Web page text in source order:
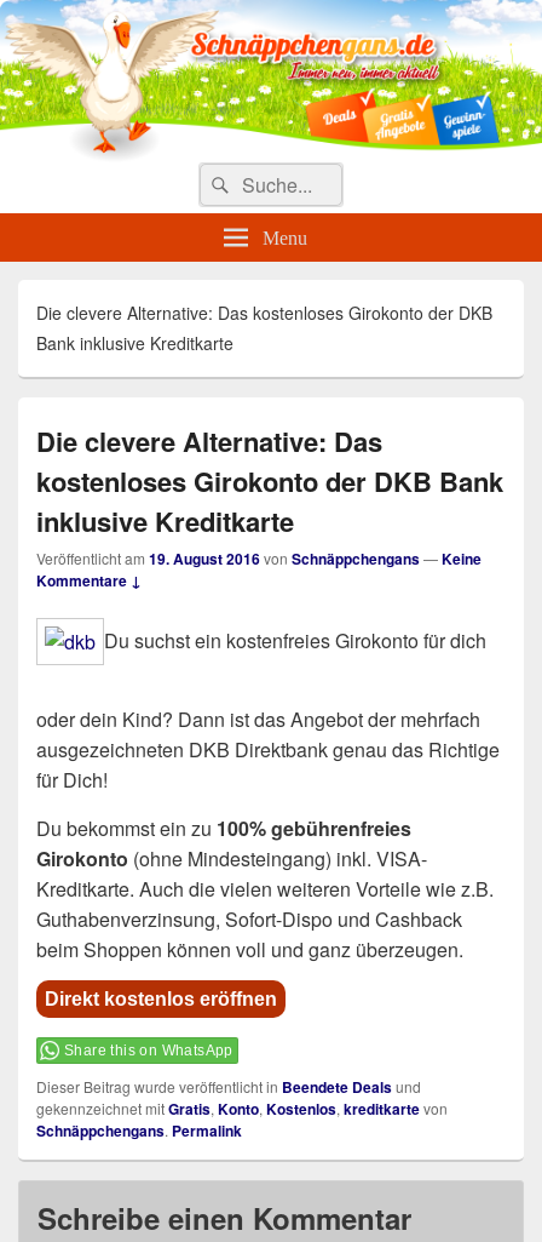
Täglich die besten Gewinnspiele
und Angebote
Search
for:
Suche
Menu
Die clevere Alternative: Das kostenloses Girokonto der DKB
Bank inklusive Kreditkarte
Die clevere Alternative: Das
kostenloses Girokonto der DKB Bank
inklusive Kreditkarte
Veröffentlicht am 19. August 2016von Schnäppchengans—Keine
Kommentare ↓
Du suchst ein kostenfreies Girokonto für dich
oder dein Kind? Dann ist das Angebot der mehrfach
ausgezeichneten DKB Direktbank genau das Richtige
für Dich!
Du bekommst ein zu 100% gebührenfreies
Girokonto (ohne Mindesteingang) inkl. VISA-
Kreditkarte. Auch die vielen weiteren Vorteile wie z.B.
Guthabenverzinsung, Sofort-Dispo und Cashback
beim Shoppen können voll und ganz überzeugen.
Direkt kostenlos eröffnen
Share this on WhatsApp
Dieser Beitrag wurde veröffentlicht in Beendete Dealsund
gekennzeichnet mitGratis, Konto, Kostenlos, kreditkartevon
Schnäppchengans. Permalink
Schreibe einen Kommentar